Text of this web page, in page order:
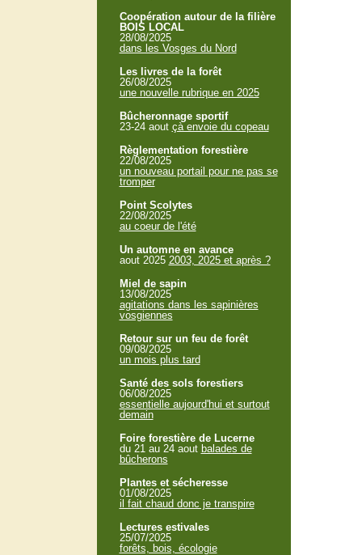
Coopération autour de la filière
BOIS LOCAL
28/08/2025
dans les Vosges du Nord
Les livres de la forêt
26/08/2025
une nouvelle rubrique en 2025
Bûcheronnage sportif
23-24 aout çà envoie du copeau
Règlementation forestière
22/08/2025
un nouveau portail pour ne pas se
tromper
Point Scolytes
22/08/2025
au coeur de l'été
Un automne en avance
aout 2025 2003, 2025 et après ?
Miel de sapin
13/08/2025
agitations dans les sapinières
vosgiennes
Retour sur un feu de forêt
09/08/2025
un mois plus tard
Santé des sols forestiers
06/08/2025
essentielle aujourd'hui et surtout
demain
Foire forestière de Lucerne
du 21 au 24 aout balades de
bûcherons
Plantes et sécheresse
01/08/2025
il fait chaud donc je transpire
Lectures estivales
25/07/2025
forêts, bois, écologie